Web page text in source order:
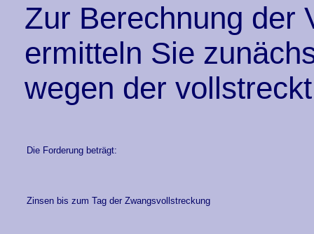
Zur Berechnung der
ermitteln Sie
wegen der
Die Forderung beträgt:
Zinsen bis zum Tag der Zwangsvollstreckung